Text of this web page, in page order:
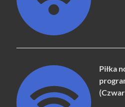
Piłka